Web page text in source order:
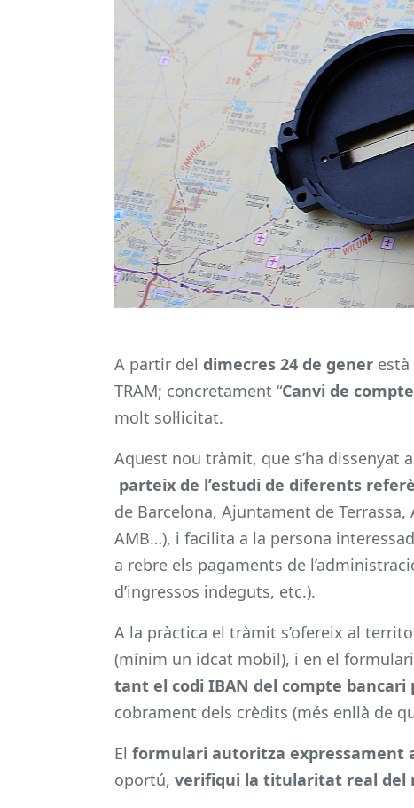
A partir del dimecres 24 de gener
TRAM; concretament “Canvi de
molt sol·licitat.
Aquest nou tràmit, que s’ha dissenyat
parteix de l’estudi de diferents
de Barcelona, Ajuntament de
AMB…), i facilita a la persona
a rebre els pagaments de
d’ingressos indeguts, etc.).
A la pràctica el tràmit s’ofereix al
(mínim un idcat mobil), i en el
tant el codi IBAN del compte bancari
cobrament dels crèdits (més enllà de
El formulari autoritza expressament
oportú, verifiqui la titularitat real del